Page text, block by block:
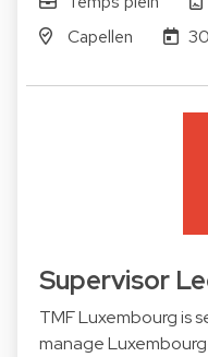
Capellen
Supervisor
TMF Luxembourg is
manage